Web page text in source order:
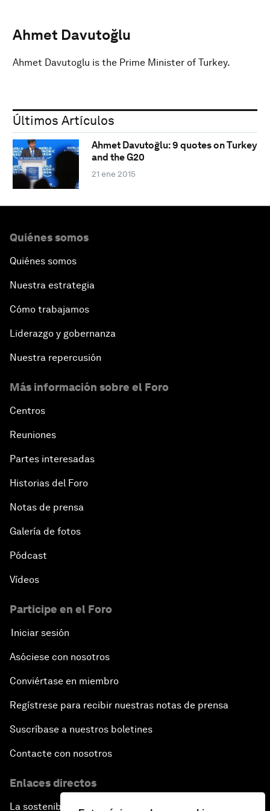
Ahmet Davutoğlu
Ahmet Davutoglu is the Prime Minister of Turkey.
Últimos Artículos
Ahmet Davutoğlu: 9 quotes on Turkey
and the G20
21 ene 2015
Quiénes somos
Quiénes somos
Nuestra estrategia
Cómo trabajamos
Liderazgo y gobernanza
Nuestra repercusión
Más información sobre el Foro
Centros
Reuniones
Partes interesadas
Historias del Foro
Notas de prensa
Galería de fotos
Pódcast
Vídeos
Participe en el Foro
Iniciar sesión
Asóciese con nosotros
Conviértase en miembro
Regístrese para recibir nuestras notas de prensa
Suscríbase a nuestros boletines
Contacte con nosotros
Enlaces directos
La sostenibilidad en el Foro